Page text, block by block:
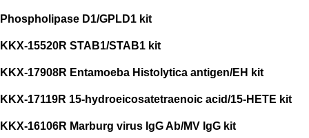
Phospholipase D1/GPLD1 kit
KKX-15520R STAB1/STAB1 kit
KKX-17908R Entamoeba Histolytica antigen/EH kit
KKX-17119R 15-hydroeicosatetraenoic acid/15-HETE kit
KKX-16106R Marburg virus IgG Ab/MV IgG kit